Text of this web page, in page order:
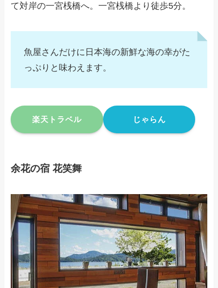
て対岸の一宮桟橋へ。一宮桟橋より徒歩5分。
魚屋さんだけに日本海の新鮮な海の幸がた
っぷりと味わえます。
楽天トラベル じゃらん
余花の宿 花笑舞